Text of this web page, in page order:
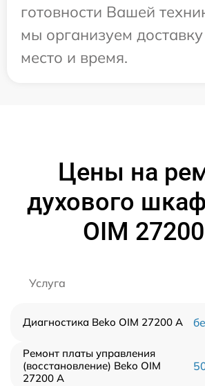
готовности Вашей
мы организуем
место и время.
Цены на
духового
OIM
Услуга
Диагностика Beko OIM 27200 A
Ремонт платы управления
(восстановление) Beko OIM
27200 A